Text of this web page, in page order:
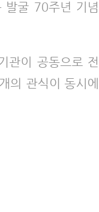
발굴 70주년 기념
관이 공동으로 전
의 관식이 동시에